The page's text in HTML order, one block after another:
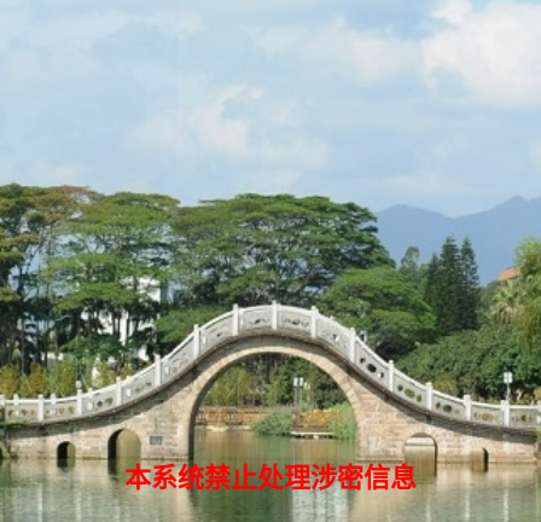
本系统禁止处理涉密信息